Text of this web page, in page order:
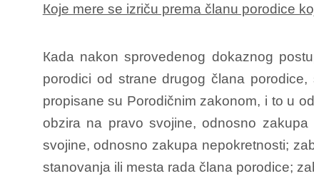
Кoje mere se izriču prema članu porodice
Кada nakon sprovedenog dokaznog
porodici od strane drugog člana
propisane su Porodičnim zakonom, i to u
obzira na pravo svojine, odnosno
svojine, odnosno zakupa nepokretnosti;
stanovanja ili mesta rada člana porodice;